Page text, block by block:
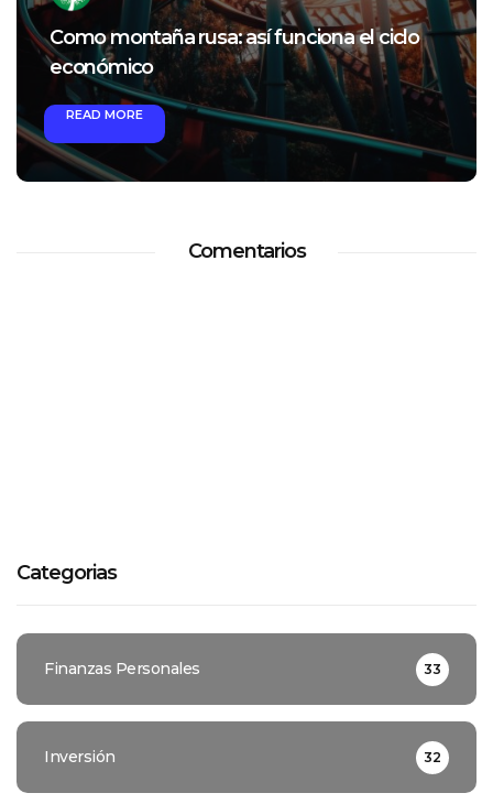
Como montaña rusa: así funciona el ciclo
económico
READ MORE
Comentarios
Categorias
Finanzas Personales 33
Inversión 32